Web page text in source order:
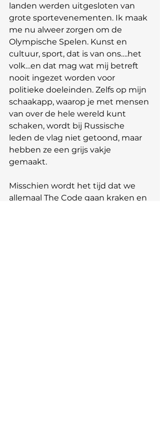
landen werden uitgesloten van
grote sportevenementen. Ik maak
me nu alweer zorgen om de
Olympische Spelen. Kunst en
cultuur, sport, dat is van ons….het
volk…en dat mag wat mij betreft
nooit ingezet worden voor
politieke doeleinden. Zelfs op mijn
schaakapp, waarop je met mensen
van over de hele wereld kunt
schaken, wordt bij Russische
leden de vlag niet getoond, maar
hebben ze een grijs vakje
gemaakt.
Misschien wordt het tijd dat we
allemaal The Code gaan kraken en